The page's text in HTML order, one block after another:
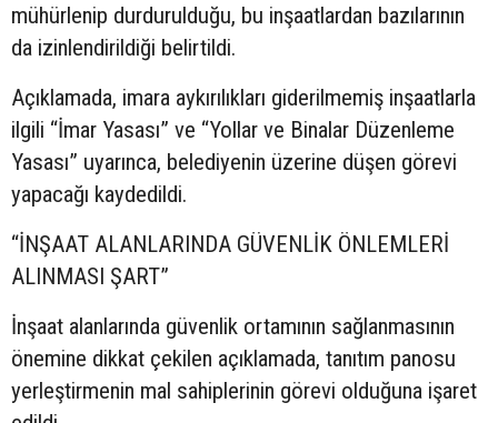
mühürlenip durdurulduğu, bu inşaatlardan bazılarının
da izinlendirildiği belirtildi.
Açıklamada, imara aykırılıkları giderilmemiş inşaatlarla
ilgili “İmar Yasası” ve “Yollar ve Binalar Düzenleme
Yasası” uyarınca, belediyenin üzerine düşen görevi
yapacağı kaydedildi.
“İNŞAAT ALANLARINDA GÜVENLİK ÖNLEMLERİ
ALINMASI ŞART”
İnşaat alanlarında güvenlik ortamının sağlanmasının
önemine dikkat çekilen açıklamada, tanıtım panosu
yerleştirmenin mal sahiplerinin görevi olduğuna işaret